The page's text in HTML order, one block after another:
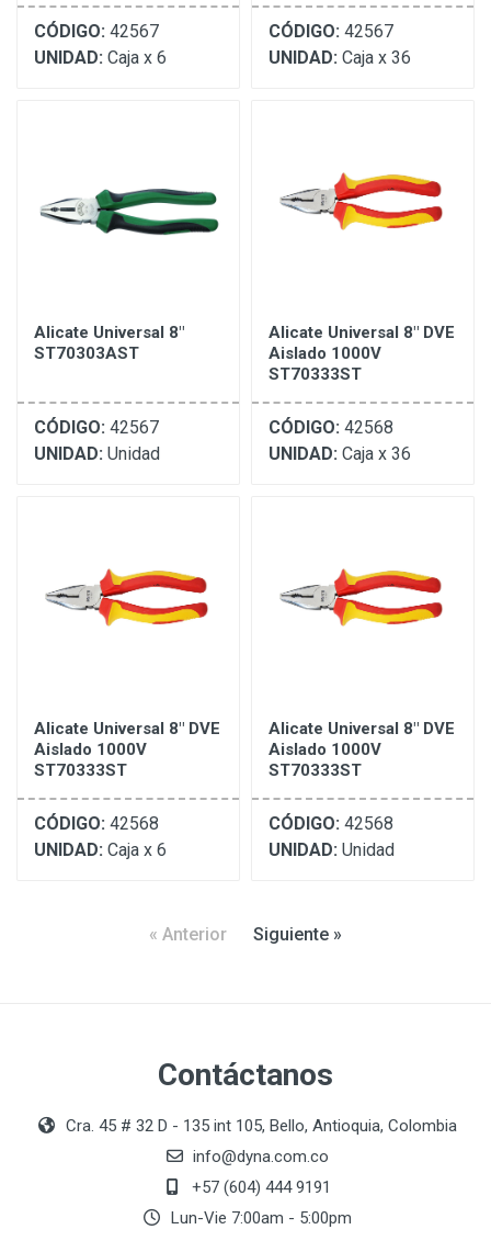
CÓDIGO: 42567
UNIDAD: Caja x 6
CÓDIGO: 42567
UNIDAD: Caja x 36
Alicate Universal 8"
ST70303AST
CÓDIGO: 42567
UNIDAD: Unidad
Alicate Universal 8" DVE
Aislado 1000V
ST70333ST
CÓDIGO: 42568
UNIDAD: Caja x 36
Alicate Universal 8" DVE
Aislado 1000V
ST70333ST
CÓDIGO: 42568
UNIDAD: Caja x 6
Alicate Universal 8" DVE
Aislado 1000V
ST70333ST
CÓDIGO: 42568
UNIDAD: Unidad
« Anterior Siguiente »
Contáctanos
Cra. 45 # 32 D - 135 int 105, Bello, Antioquia, Colombia
info@dyna.com.co
+57 (604) 444 9191
Lun-Vie 7:00am - 5:00pm